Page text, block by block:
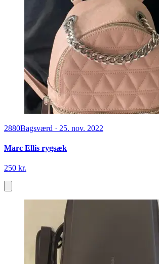
2880Bagsværd · 25. nov. 2022
Marc Ellis rygsæk
250 kr.